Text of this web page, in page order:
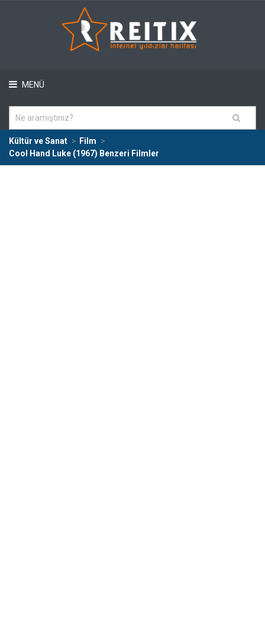
MENÜ
Kültür ve Sanat
Film
Cool Hand Luke (1967) Benzeri Filmler